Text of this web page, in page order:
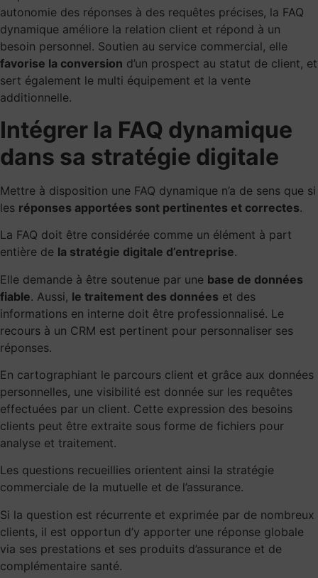
autonomie des réponses à des requêtes précises, la FAQ
dynamique améliore la relation client et répond à un
besoin personnel. Soutien au service commercial, elle
favorise la conversion d’un prospect au statut de client, et
sert également le multi équipement et la vente
additionnelle.
Intégrer la FAQ dynamique
dans sa stratégie digitale
Mettre à disposition une FAQ dynamique n’a de sens que si
les réponses apportées sont pertinentes et correctes.
La FAQ doit être considérée comme un élément à part
entière de la stratégie digitale d’entreprise.
Elle demande à être soutenue par une base de données
fiable. Aussi, le traitement des données et des
informations en interne doit être professionnalisé. Le
recours à un CRM est pertinent pour personnaliser ses
réponses.
En cartographiant le parcours client et grâce aux données
personnelles, une visibilité est donnée sur les requêtes
effectuées par un client. Cette expression des besoins
clients peut être extraite sous forme de fichiers pour
analyse et traitement.
Les questions recueillies orientent ainsi la stratégie
commerciale de la mutuelle et de l’assurance.
Si la question est récurrente et exprimée par de nombreux
clients, il est opportun d’y apporter une réponse globale
via ses prestations et ses produits d’assurance et de
complémentaire santé.